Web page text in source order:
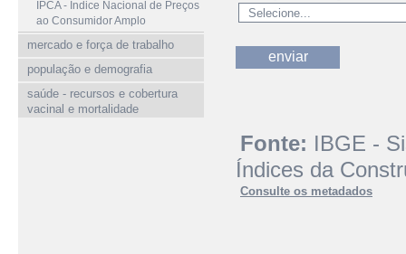
IPCA - Índice Nacional de Preços
ao Consumidor Amplo
mercado e força de trabalho
população e demografia
saúde - recursos e cobertura
vacinal e mortalidade
Fonte: IBGE -
Índices da
Consulte os metadados